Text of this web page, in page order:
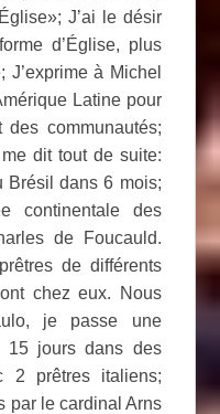
J’ai le désir
d’Église, plus
à Michel
Latine pour
communautés;
dit tout de suite:
Brésil dans 6 mois;
continentale des
de Foucauld.
de différents
chez eux. Nous
je passe une
15 jours dans des
2 prêtres italiens;
par le cardinal Arns